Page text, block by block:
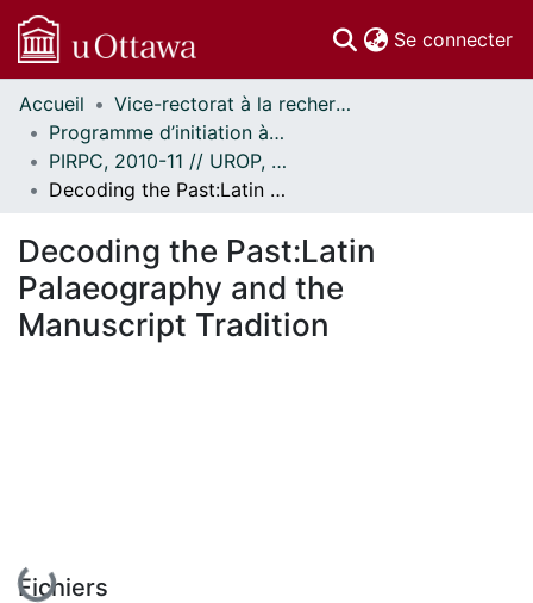
Se connecter
Communautés
et collections
Parcourir
Statistiques
À propos
Accueil
Vice-rectorat à la recherche // Office of the V-P, Research
Programme d’initiation à la recherche au premier cycle (PIRPC) // Undergraduate Research Opportunity Program (UROP)
PIRPC, 2010-11 // UROP, 2010-11
Decoding the Past:Latin Palaeography and the Manuscript Tradition
Decoding the Past:Latin
Palaeography and the
Manuscript Tradition
Fichiers